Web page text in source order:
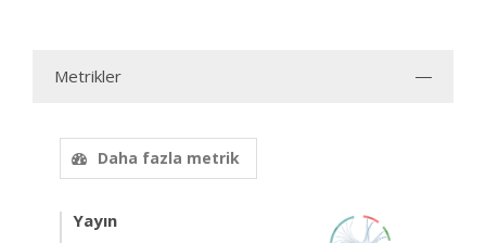
Metrikler
Daha fazla metrik
Yayın